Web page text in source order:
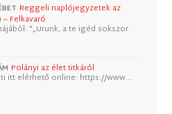
Reggeli naplójegyzetek az
Felkavaró
"„Urunk, a te igéd sokszor
Polányi az élet titkáról
itt elérhető online: https://www.…